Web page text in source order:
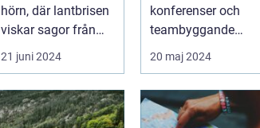
hörn, där lantbrisen
viskar sagor från
förr och nutidens
stilla gå...
21 juni 2024
konferenser och
teambyggande
reträtter, är...
20 maj 2024